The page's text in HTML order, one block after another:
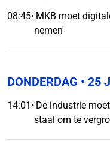
08:45•'MKB moet
nemen'
DONDERDAG • 25
14:01 •'De industrie
staal om te